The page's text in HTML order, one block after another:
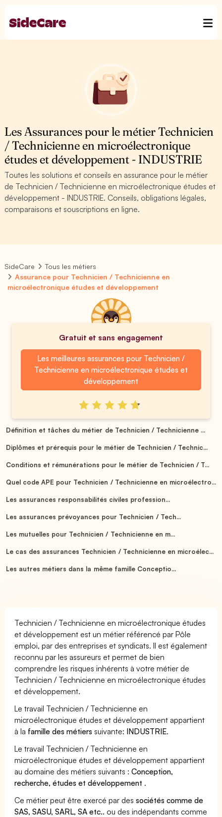
Les Assurances pour le métier Technicien
/ Technicienne en microélectronique
études et développement - INDUSTRIE
Toutes les solutions et conseils en assurance pour le métier
de Technicien / Technicienne en microélectronique études et
développement - INDUSTRIE. Conseils, obligations légales,
comparaisons et souscriptions en ligne.
SideCare
Tous les métiers
Assurance pour Technicien / Technicienne en
microélectronique études et développement
Gratuit et sans engagement
Les meilleures assurances pour Technicien /
Technicienne en microélectronique études et
développement
Définition et tâches du métier de Technicien / Technicienne ...
Diplômes et prérequis pour le métier de Technicien / Technic...
Conditions et rémunérations pour le métier de Technicien / T...
Quel code APE pour Technicien / Technicienne en microélectro...
Les assurances responsabilités civiles profession...
Les assurances prévoyances pour Technicien / Tech...
Les mutuelles pour Technicien / Technicienne en m...
Le cas des assurances Technicien / Technicienne en microélec...
Les autres métiers dans la même famille Conceptio...
Technicien / Technicienne en microélectronique études
et développement est un métier référencé par Pôle
emploi, par des entreprises et syndicats. Il est également
reconnu par les assureurs et permet de bien
comprendre les risques inhérents à votre métier de
Technicien / Technicienne en microélectronique études
et développement.
Le travail Technicien / Technicienne en
microélectronique études et développement appartient
à la famille des métiers suivante: INDUSTRIE.
Le travail Technicien / Technicienne en
microélectronique études et développement appartient
au domaine des métiers suivants :Conception,
recherche, études et développement .
Ce métier peut être exercé par dessociétés comme de
SAS, SASU, SARL, SA etc.. ou des indépendants comme